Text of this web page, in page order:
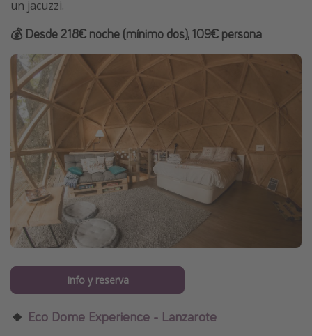
un jacuzzi.
💰 Desde 218€ noche (mínimo dos), 109€ persona
Info y reserva
🔸 Eco Dome Experience - Lanzarote